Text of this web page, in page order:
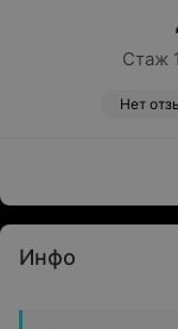
Стаж
Нет
Инфо